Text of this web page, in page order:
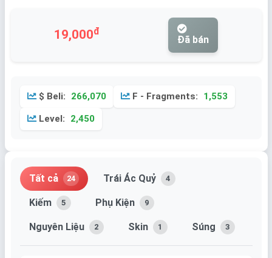
19,000đ
Đã bán
$ Beli: 266,070 F - Fragments: 1,553
Level: 2,450
Tất cả 24 Trái Ác Quỷ 4
Kiếm 5 Phụ Kiện 9
Nguyên Liệu 2 Skin 1 Súng 3